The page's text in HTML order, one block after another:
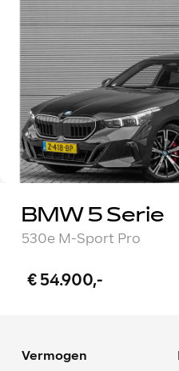
BMW 5 Serie
530e M-Sport Pro
€ 54.900,-
Vermogen